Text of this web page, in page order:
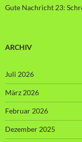
Gute Nachricht 23:
ARCHIV
Juli 2026
März 2026
Februar 2026
Dezember 2025